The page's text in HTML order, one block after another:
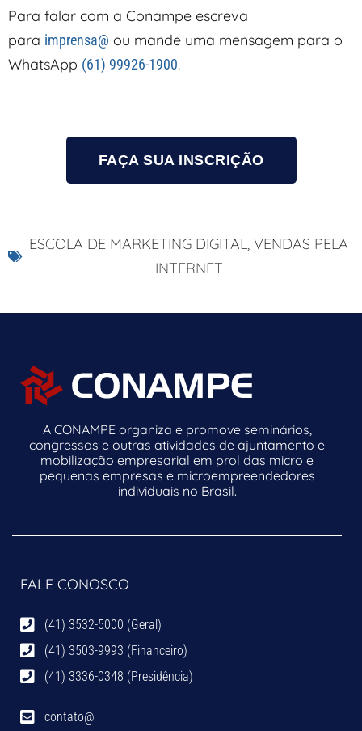
Para falar com a Conampe escreva
para imprensa@ ou mande uma mensagem para o
WhatsApp (61) 99926-1900.
FAÇA SUA INSCRIÇÃO
ESCOLA DE MARKETING DIGITAL, VENDAS PELA
INTERNET
A CONAMPE organiza e promove seminários,
congressos e outras atividades de ajuntamento e
mobilização empresarial em prol das micro e
pequenas empresas e microempreendedores
individuais no Brasil.
FALE CONOSCO
(41) 3532-5000 (Geral)
(41) 3503-9993 (Financeiro)
(41) 3336-0348 (Presidência)
contato@